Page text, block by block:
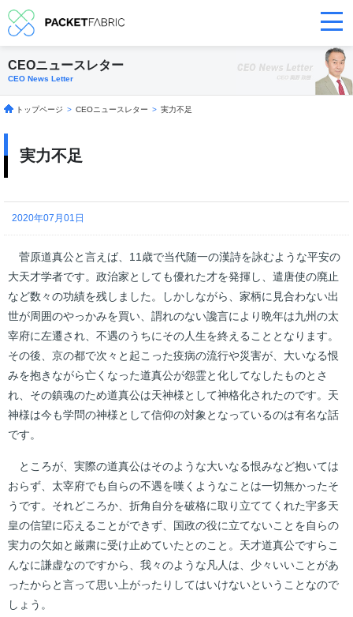
CEOニュースレター
CEO News Letter
トップページ > CEOニュースレター > 実力不足
実力不足
2020年07月01日
菅原道真公と言えば、11歳で当代随一の漢詩を詠むような平安の
大天才学者です。政治家としても優れた才を発揮し、遣唐使の廃止
など数々の功績を残しました。しかしながら、家柄に見合わない出
世が周囲のやっかみを買い、謂れのない讒言により晩年は九州の太
宰府に左遷され、不遇のうちにその人生を終えることとなります。
その後、京の都で次々と起こった疫病の流行や災害が、大いなる恨
みを抱きながら亡くなった道真公が怨霊と化してなしたものとさ
れ、その鎮魂のため道真公は天神様として神格化されたのです。天
神様は今も学問の神様として信仰の対象となっているのは有名な話
です。
ところが、実際の道真公はそのような大いなる恨みなど抱いては
おらず、太宰府でも自らの不遇を嘆くようなことは一切無かったそ
うです。それどころか、折角自分を破格に取り立ててくれた宇多天
皇の信望に応えることができず、国政の役に立てないことを自らの
実力の欠如と厳粛に受け止めていたとのこと。天才道真公ですらこ
んなに謙虚なのですから、我々のような凡人は、少々いいことがあ
ったからと言って思い上がったりしてはいけないということなので
しょう。